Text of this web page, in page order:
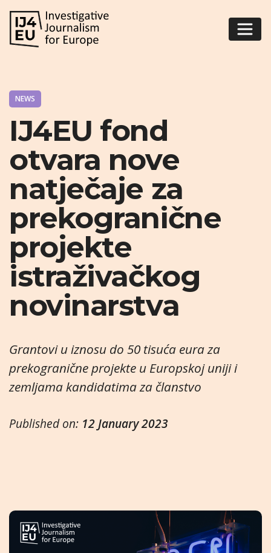
NEWS
IJ4EU fond
otvara nove
natječaje za
prekogranične
projekte
istraživačkog
novinarstva
Grantovi u iznosu do 50 tisuća eura za
prekogranične projekte u Europskoj uniji i
zemljama kandidatima za članstvo
Published on: 12 January 2023